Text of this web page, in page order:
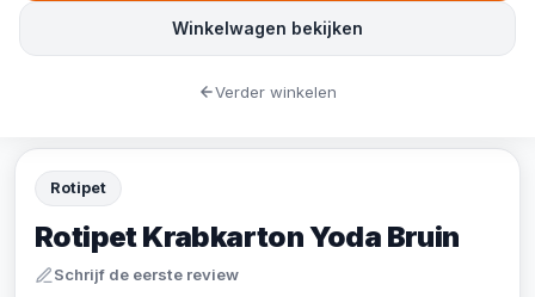
Rotipet
Rotipet Krabkarton Yoda Bruin
Schrijf de eerste review
Winkelwagen bekijken
Verder winkelen